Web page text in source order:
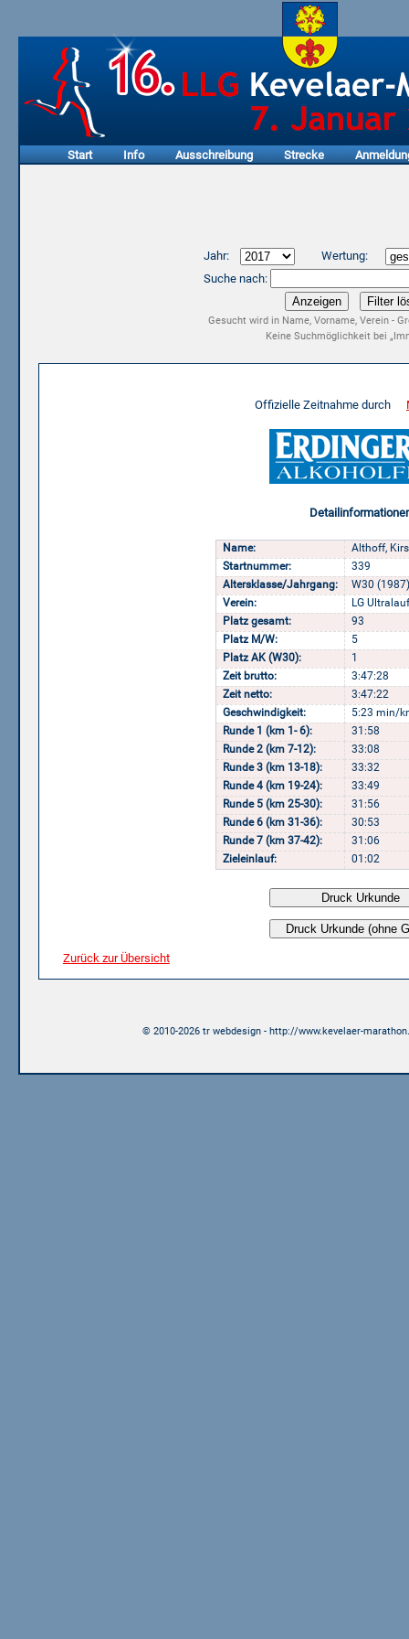
Start Info Ausschreibung Strecke
Jahr:
Wertung:
Suche nach:
Gesucht wird in Name, Vorname, Verein -
Keine Suchmöglichkeit bei
Offizielle Zeitnahme durch
Name:
Althoff,
Startnummer:
339
Altersklasse/Jahrgang:
W30 (1987)
Verein:
LG Ultralauf
Platz gesamt:
93
Platz M/W:
5
Platz AK (W30):
1
Zeit brutto:
3:47:28
Zeit netto:
3:47:22
Geschwindigkeit:
5:23 min/
Runde 1 (km 1- 6):
31:58
Runde 2 (km 7-12):
33:08
Runde 3 (km 13-18):
33:32
Runde 4 (km 19-24):
33:49
Runde 5 (km 25-30):
31:56
Runde 6 (km 31-36):
30:53
Runde 7 (km 37-42):
31:06
Zieleinlauf:
01:02
Zurück zur Übersicht
© 2010-2026 tr webdesign - http://www.kevelaer-